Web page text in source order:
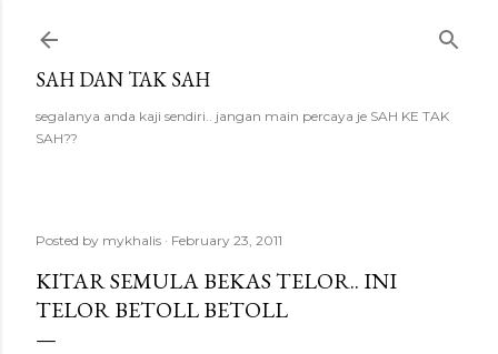
SAH DAN TAK SAH
segalanya anda kaji sendiri.. jangan main percaya je SAH KE TAK
SAH??
Posted by mykhalis February 23, 2011
KITAR SEMULA BEKAS TELOR.. INI
TELOR BETOLL BETOLL